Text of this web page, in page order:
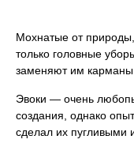
Мохнатые от
только головные
заменяют им карманы.
Эвоки — очень
создания, однако
сделал их